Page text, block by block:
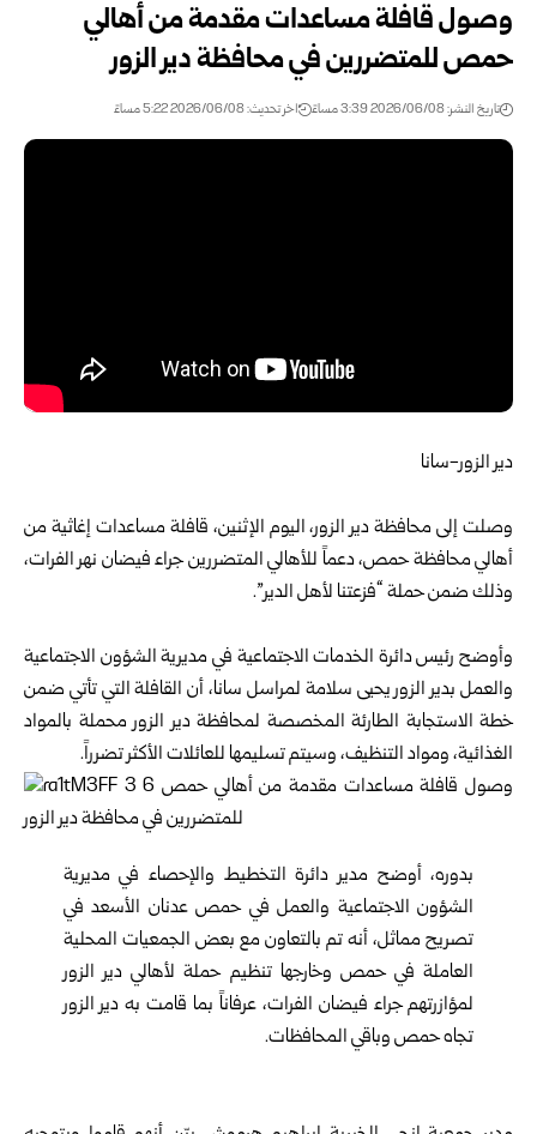
وصول قافلة مساعدات مقدمة من أهالي
حمص للمتضررين في محافظة دير الزور
تاريخ النشر: 2026/06/08 3:39 مساءً اخر تحديث: 2026/06/08 5:22 مساءً
دير الزور-سانا
وصلت إلى محافظة دير الزور، اليوم الإثنين، قافلة مساعدات إغاثية من
أهالي محافظة حمص، دعماً للأهالي المتضررين جراء فيضان نهر الفرات،
وذلك ضمنحملة “فزعتنا لأهل الدير”.
وأوضح رئيس دائرة الخدمات الاجتماعية في مديرية الشؤون الاجتماعية
والعمل بدير الزور يحيى سلامة لمراسل سانا، أن القافلة التي تأتي ضمن
خطة الاستجابة الطارئة المخصصة لمحافظة دير الزورمحملة بالمواد
الغذائية، ومواد التنظيف، وسيتم تسليمها للعائلات الأكثر تضرراً.
بدوره، أوضح مدير دائرة التخطيط والإحصاء في مديرية
الشؤون الاجتماعية والعمل في حمص عدنان الأسعد في
تصريح مماثل، أنه تم بالتعاون مع بعض الجمعيات المحلية
العاملة في حمص وخارجها تنظيم حملة لأهالي دير الزور
لمؤازرتهم جراء فيضان الفرات، عرفاناً بما قامت به دير الزور
تجاه حمص وباقي المحافظات.